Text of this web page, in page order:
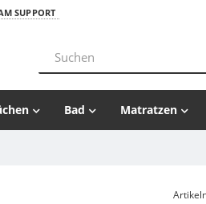
SUPPORT
Bad Matratzen